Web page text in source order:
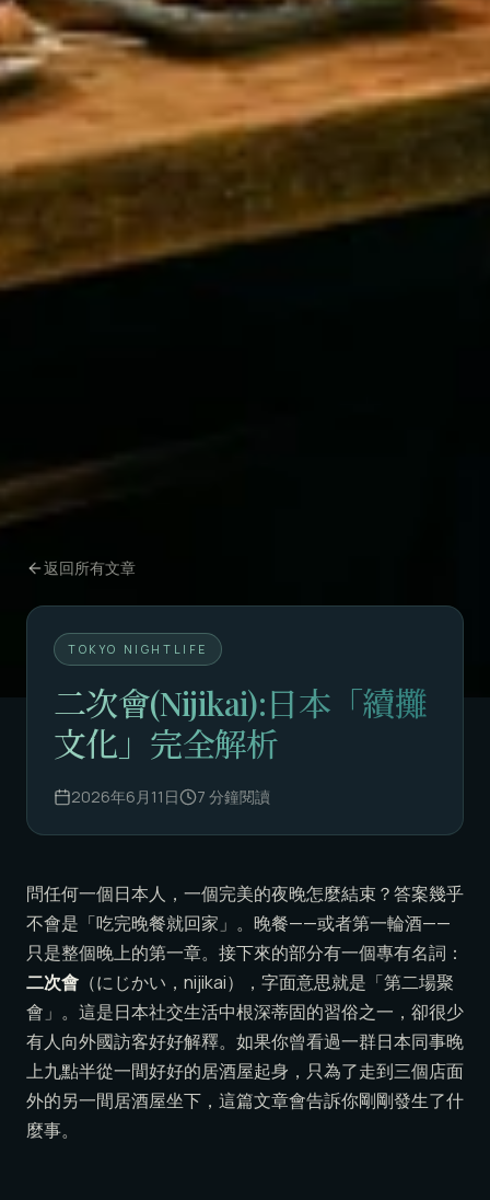
返回所有文章
TOKYO NIGHTLIFE
二次會(Nijikai):日本「續攤
文化」完全解析
2026年6月11日 7 分鐘閱讀
問任何一個日本人，一個完美的夜晚怎麼結束？答案幾乎
不會是「吃完晚餐就回家」。晚餐——或者第一輪酒——
只是整個晚上的第一章。接下來的部分有一個專有名詞：
二次會 （にじかい，nijikai），字面意思就是「第二場聚
會」。這是日本社交生活中根深蒂固的習俗之一，卻很少
有人向外國訪客好好解釋。如果你曾看過一群日本同事晚
上九點半從一間好好的居酒屋起身，只為了走到三個店面
外的另一間居酒屋坐下，這篇文章會告訴你剛剛發生了什
麼事。